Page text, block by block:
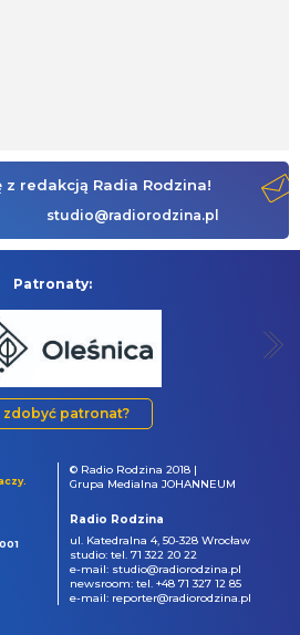
z redakcją Radia Rodzina!
studio@radiorodzina.pl
Patronaty:
zdobyć patronat?
© Radio Rodzina 2018 |
Grupa Medialna JOHANNEUM
Radio Rodzina
ul. Katedralna 4, 50-328 Wrocław
studio: tel. 71 322 20 22
e-mail: studio@radiorodzina.pl
newsroom: tel. +48 71 327 12 85
e-mail: reporter@radiorodzina.pl